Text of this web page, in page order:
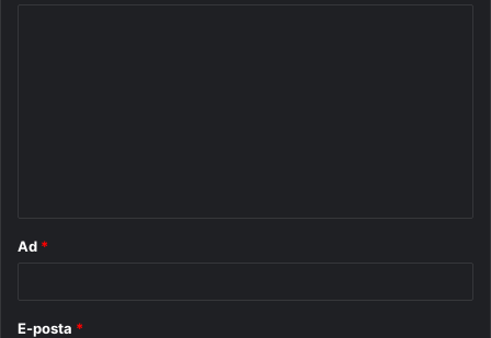
Ad *
E-posta *